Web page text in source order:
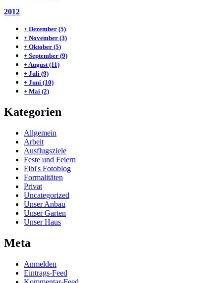
2012
+ Dezember (5)
+ November (3)
+ Oktober (5)
+ September (9)
+August(11)
+ Juli (9)
+ Juni (10)
+ Mai (2)
Kategorien
Allgemein
Arbeit
Ausflugsziele
Feste und Feiern
Fibi's Fotoblog
Formalitäten
Privat
Uncategorized
Unser Anbau
Unser Garten
Unser Haus
Meta
Anmelden
Eintrags-Feed